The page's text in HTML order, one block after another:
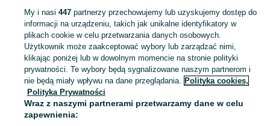
Mapa ministron
Popularne wyszukiwania
My i nasi 447partnerzy przechowujemy lub uzyskujemy dostęp do
informacji na urządzeniu, takich jak unikalne identyfikatory w
plikach cookie w celu przetwarzania danych osobowych.
Użytkownik może zaakceptować wybory lub zarządzać nimi,
klikając poniżej lub w dowolnym momencie na stronie polityki
prywatności. Te wybory będą sygnalizowane naszym partnerom i
nie będą miały wpływu na dane przeglądania. Polityka cookies,
Polityka Prywatności
Wraz z naszymi partnerami przetwarzamy dane w celu
zapewnienia: